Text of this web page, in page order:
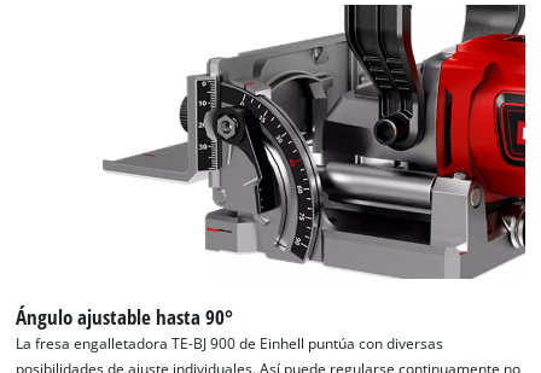
¡Necesitamos su consentimiento para
cargar el servicio Google Maps!
This content is not permitted to load due
to trackers that are not disclosed to the
visitor. The website owner needs to setup
the site with their CMP to add this content
to the list of technologies used.
Powered by
Management Platform
Ángulo ajustable hasta 90°
La fresa engalletadora TE-BJ 900 de Einhell puntúa con diversas
posibilidades de ajuste individuales. Así puede regularse continuamente no